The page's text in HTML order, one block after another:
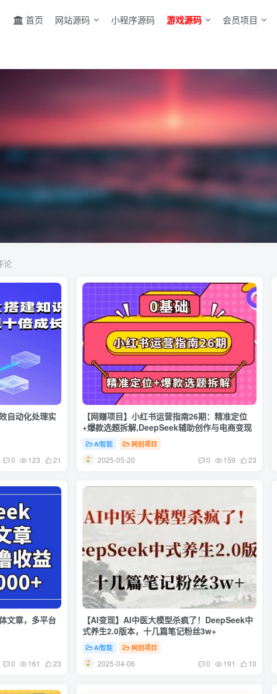
首页 网站源码 小程序源码 游戏源码 会员项目
论
自动化处理实
0 123 21
【网赚项目】小红书运营指南26期：精准定位
+爆款选题拆解,DeepSeek辅助创作与电商变现
AI智能 网创项目
2025-05-20 0 159 23
文章，多平台
0 161 23
【AI变现】AI中医大模型杀疯了！DeepSeek中
式养生2.0版本，十几篇笔记粉丝3w+
AI智能 网创项目
2025-04-06 0 191 10